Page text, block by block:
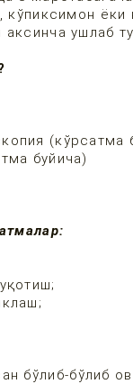
ёки
ушлаб
(кўрсатма
буйича)
бўлиб-бўлиб